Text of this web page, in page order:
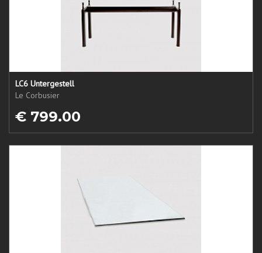
LC6 Untergestell
Le Corbusier
€ 799.00